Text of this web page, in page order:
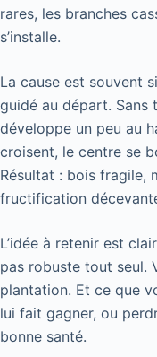
rares, les branches
s’installe.
La cause est souvent
guidé au départ. Sans
développe un peu au
croisent, le centre se
Résultat : bois fragile,
fructification
L’idée à retenir est
pas robuste tout seul.
plantation. Et ce que
lui fait gagner, ou
bonne santé.